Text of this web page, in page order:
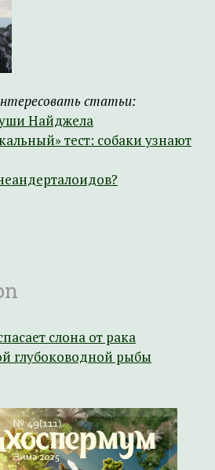
статьи:
Найджела
тест: собаки узнают
слона от рака
глубоководной рыбы